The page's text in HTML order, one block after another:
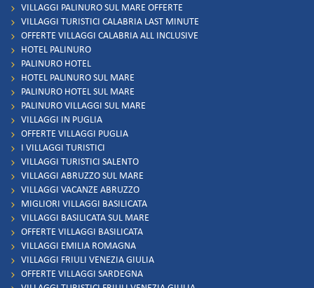
VILLAGGI PALINURO SUL MARE OFFERTE
VILLAGGI TURISTICI CALABRIA LAST MINUTE
OFFERTE VILLAGGI CALABRIA ALL INCLUSIVE
HOTEL PALINURO
PALINURO HOTEL
HOTEL PALINURO SUL MARE
PALINURO HOTEL SUL MARE
PALINURO VILLAGGI SUL MARE
VILLAGGI IN PUGLIA
OFFERTE VILLAGGI PUGLIA
I VILLAGGI TURISTICI
VILLAGGI TURISTICI SALENTO
VILLAGGI ABRUZZO SUL MARE
VILLAGGI VACANZE ABRUZZO
MIGLIORI VILLAGGI BASILICATA
VILLAGGI BASILICATA SUL MARE
OFFERTE VILLAGGI BASILICATA
VILLAGGI EMILIA ROMAGNA
VILLAGGI FRIULI VENEZIA GIULIA
OFFERTE VILLAGGI SARDEGNA